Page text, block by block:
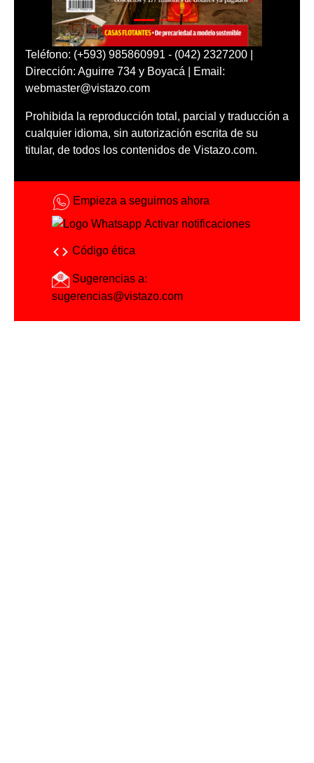
Teléfono: (+593) 985860991 - (042) 2327200 |
Dirección: Aguirre 734 y Boyacá | Email:
webmaster@vistazo.com
Prohibida la reproducción total, parcial y traducción a
cualquier idioma, sin autorización escrita de su
titular, de todos los contenidos de Vistazo.com.
Empieza a seguirnos ahora
Activar notificaciones
Código ética
Sugerencias a:
sugerencias@vistazo.com